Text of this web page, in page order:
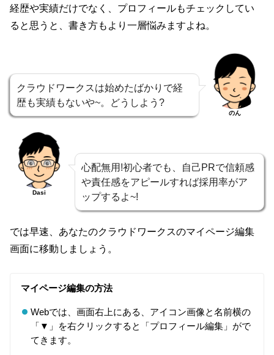
経歴や実績だけでなく、プロフィールもチェックしてい
ると思うと、書き方もより一層悩みますよね。
クラウドワークスは始めたばかりで経
歴も実績もないや~。どうしよう?
のん
Dasi
心配無用!初心者でも、自己PRで信頼感
や責任感をアピールすれば採用率がア
ップするよ~!
では早速、あなたのクラウドワークスのマイページ編集
画面に移動しましょう。
マイページ編集の方法
Webでは、画面右上にある、アイコン画像と名前横の
「▼」を右クリックすると「プロフィール編集」がで
てきます。